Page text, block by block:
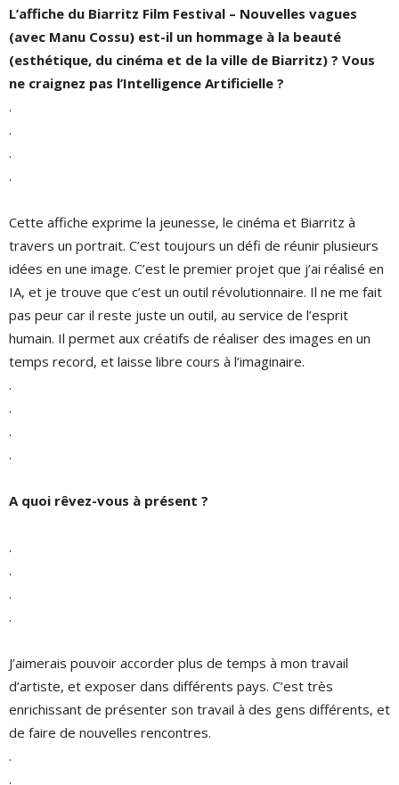
L’affiche du Biarritz Film Festival – Nouvelles vagues
(avec Manu Cossu) est-il un hommage à la beauté
(esthétique, du cinéma et de la ville de Biarritz) ? Vous
ne craignez pas l’Intelligence Artificielle ?
.
.
.
.
Cette affiche exprime la jeunesse, le cinéma et Biarritz à
travers un portrait. C’est toujours un défi de réunir plusieurs
idées en une image. C’est le premier projet que j’ai réalisé en
IA, et je trouve que c’est un outil révolutionnaire. Il ne me fait
pas peur car il reste juste un outil, au service de l’esprit
humain. Il permet aux créatifs de réaliser des images en un
temps record, et laisse libre cours à l’imaginaire.
.
.
.
.
A quoi rêvez-vous à présent ?
.
.
.
.
J’aimerais pouvoir accorder plus de temps à mon travail
d’artiste, et exposer dans différents pays. C’est très
enrichissant de présenter son travail à des gens différents, et
de faire de nouvelles rencontres.
.
.